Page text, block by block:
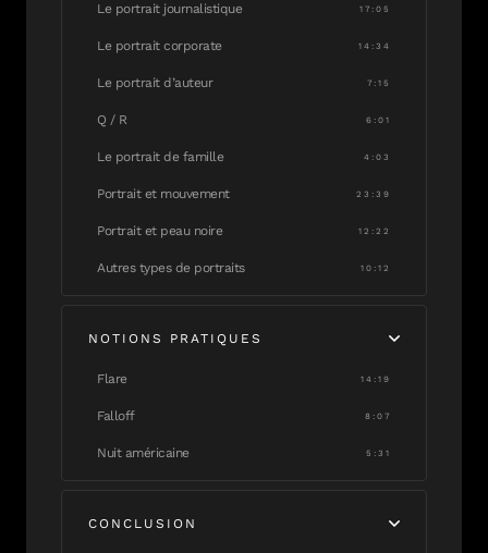
Le portrait journalistique 17:05
Le portrait corporate 14:34
Le portrait d’auteur 7:15
Q / R 6:01
Le portrait de famille 4:03
Portrait et mouvement 23:39
Portrait et peau noire 12:22
Autres types de portraits 10:12
NOTIONS PRATIQUES
Flare 14:19
Falloff 8:07
Nuit américaine 5:31
CONCLUSION